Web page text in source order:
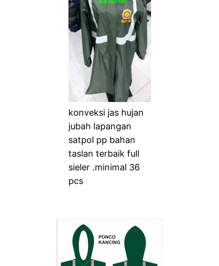
konveksi jas hujan
jubah lapangan
satpol pp bahan
taslan terbaik full
sieler .minimal 36
pcs